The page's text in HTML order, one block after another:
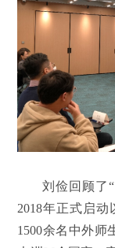
刘俭回顾了
2018年正式启
1500余名中外师